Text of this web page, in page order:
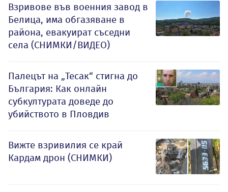
Взривове във военния завод в
Белица, има обгазяване в
района, евакуират съседни
села (СНИМКИ/ВИДЕО)
Палецът на „Тесак“ стигна до
България: Как онлайн
субкултурата доведе до
убийството в Пловдив
Вижте взривилия се край
Кардам дрон (СНИМКИ)